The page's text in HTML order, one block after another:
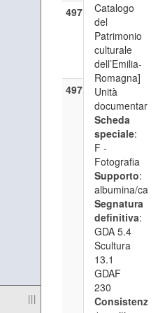
|||
497
[Gaetano
(1902 -
GDA 5.4
Scultura
497.1
—
eseguito
creta pel
scultura
scuole
serali per
operai,
dallo
Gaetano
Scultura
Catalogo
del
Patrimonio
culturale
dell’Emilia-
Romagna]
Unità
documentaria
Scheda
speciale:
F -
Fotografia
Supporto:
albumina/
Segnatura
definitiva:
GDA 5.4
Scultura
13.1
GDAF
230
Consistenza